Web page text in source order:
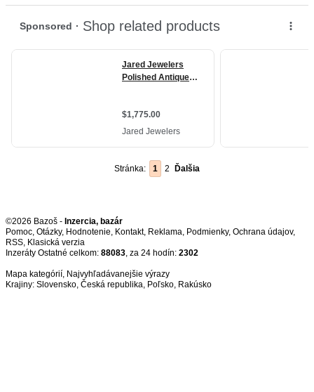
Stránka: 1 2 Ďalšia
©2026 Bazoš - Inzercia, bazár
Pomoc, Otázky, Hodnotenie, Kontakt, Reklama, Podmienky, Ochrana údajov,
RSS,
Inzeráty Ostatné celkom: 88083, za 24 hodín: 2302
Mapa kategórií, Najvyhľadávanejšie výrazy
Krajiny: Slovensko, Česká republika, Poľsko, Rakúsko